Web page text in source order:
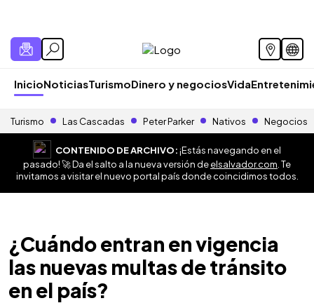
InicioNoticiasTurismoDinero y negociosVida
Turismo Las Cascadas Peter Parker Nativos Negocios
CONTENIDO DE ARCHIVO:¡Estás navegando en el
pasado! 🚀 Da el salto a la nueva versión deelsalvador.com . Te
invitamos a visitar el nuevo portal país donde coincidimos todos.
¿Cuándo entran en vigencia
las nuevas multas de tránsito
en el país?